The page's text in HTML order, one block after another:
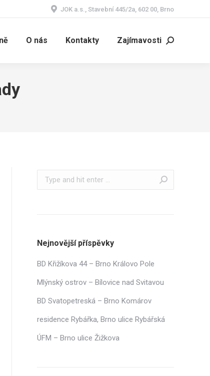
JOK a.s., Stavební 445/2a, 602 00, Brno
O nás Kontakty Zajímavosti Search:
Search:
Nejnovější příspěvky
BD Křižíkova 44 – Brno Královo Pole
Mlýnský ostrov – Bílovice nad Svitavou
BD Svatopetreská – Brno Komárov
residence Rybářka, Brno ulice Rybářská
ÚFM – Brno ulice Žižkova